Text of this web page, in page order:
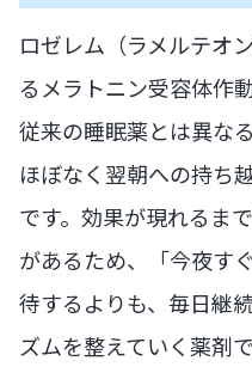
ロゼレム（ラメルテオ
るメラトニン受容体作
従来の睡眠薬とは異な
ほぼなく翌朝への持ち
です。効果が現れるま
があるため、「今夜す
待するよりも、毎日継
ズムを整えていく薬剤で